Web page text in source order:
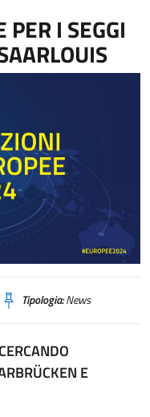
PER I SEGGI
Tipologia:News
E